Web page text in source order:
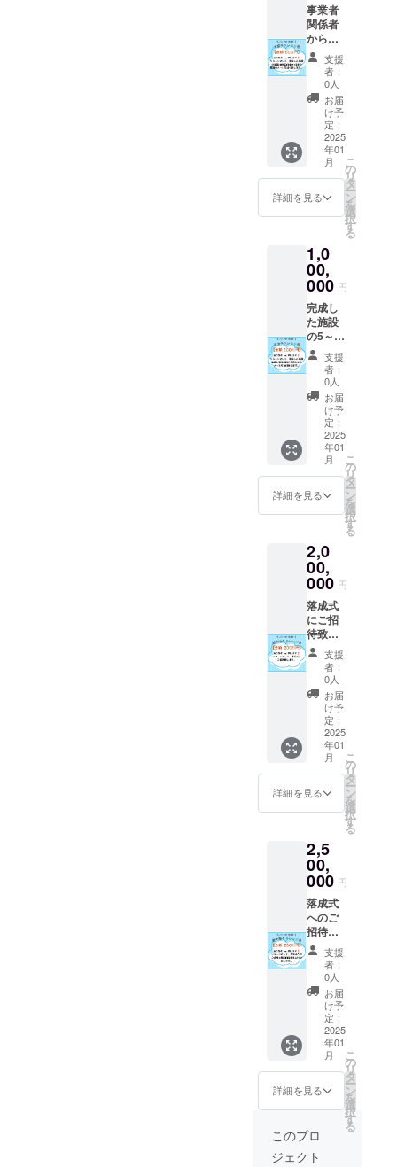
事業者
関係者
から完
成した
施設の5
分～7分
程の動
画(全施
設内全
体)付き
の感謝
のメー
ルを送
らせて
頂きま
す。
支援
者：
0人
お届
け予
定：
2025
年01
月
詳細を見る
こ
の
リ
タ
ー
ン
を
選
択
す
る
1,0
00,
000 円
完成し
た施設
の5～7
分程の
動画と
落成式
(開催日
時は決
まり次
第ご連
絡致し
ます)時
の写真
付きの
メール
を送付
す。
支援
者：
0人
お届
け予
定：
2025
年01
月
詳細を見る
こ
の
リ
タ
ー
ン
を
選
択
す
る
2,0
00,
000 円
落成式
にご招
待致し
ます。
・落成
式の日
時は決
まり次
第ご連
絡致し
ます。
・交通
費は主
催主が
ご負担
致しま
宿泊費
に関し
ては自
己負担
にさせ
て頂き
ます。
詳細な
打ち合
わせは
落成式
の日時
が決ま
り次第
させて
頂きま
す。
支援
者：
0人
お届
け予
定：
2025
年01
月
詳細を見る
こ
の
リ
タ
ー
ン
を
選
択
す
る
2,5
00,
000 円
落成式
へのご
招待と
施設内
見学を
お付け
致しま
す。 ・
落成式
の日時
は決ま
り次第
ご連絡
致しま
す。 落
成式へ
の交通
費は主
催主が
支援
者：
0人
お届
け予
定：
2025
年01
月
詳細を見る
こ
の
リ
タ
ー
ン
を
選
択
す
る
このプロ
ジェクト